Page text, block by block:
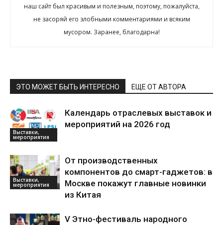
наш сайт был красивым и полезным, поэтому, пожалуйста,
не засоряй его злобными комментариями и всяким
мусором. Заранее, благодарна!
ЭТО МОЖЕТ БЫТЬ ИНТЕРЕСНО ЕЩЕ ОТ АВТОРА
Выставки,
мероприятия
Календарь отраслевых выставок и
мероприятий на 2026 год
Выставки,
мероприятия
От производственных
компонентов до смарт-гаджетов: в
Москве покажут главные новинки
из Китая
V Этно-фестиваль народного